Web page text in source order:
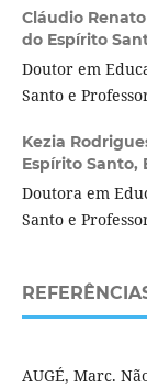
Cláudio
do Espírito
Doutor em
Santo e
Kezia
Espírito Santo,
Doutora em
Santo e
AUGÉ, Marc.